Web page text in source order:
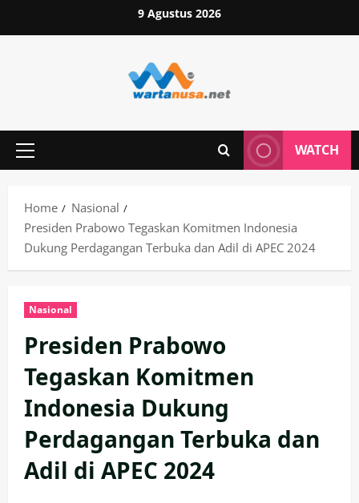
to
9 Agustus 2026
Primary
WATCH
Home
Nasional
Presiden Prabowo Tegaskan Komitmen Indonesia
Dukung Perdagangan Terbuka dan Adil di APEC 2024
Nasional
Presiden Prabowo
Tegaskan Komitmen
Indonesia Dukung
Perdagangan Terbuka dan
Adil di APEC 2024